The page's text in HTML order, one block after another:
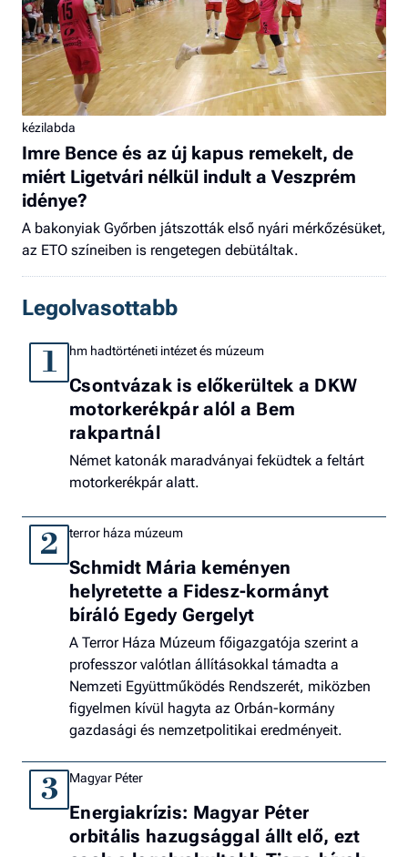
kézilabda
Imre Bence és az új kapus remekelt, de
miért Ligetvári nélkül indult a Veszprém
idénye?
A bakonyiak Győrben játszották első nyári mérkőzésüket,
az ETO színeiben is rengetegen debütáltak.
Legolvasottabb
1 hm hadtörténeti intézet és múzeum
Csontvázak is előkerültek a DKW
motorkerékpár alól a Bem
rakpartnál
Német katonák maradványai feküdtek a feltárt
motorkerékpár alatt.
2 terror háza múzeum
Schmidt Mária keményen
helyretette a Fidesz-kormányt
bíráló Egedy Gergelyt
A Terror Háza Múzeum főigazgatója szerint a
professzor valótlan állításokkal támadta a
Nemzeti Együttműködés Rendszerét, miközben
figyelmen kívül hagyta az Orbán-kormány
gazdasági és nemzetpolitikai eredményeit.
3 Magyar Péter
Energiakrízis: Magyar Péter
orbitális hazugsággal állt elő, ezt